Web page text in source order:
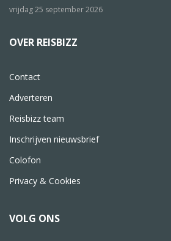
vrijdag 25 september 2026
OVER REISBIZZ
Contact
Adverteren
Reisbizz team
Inschrijven nieuwsbrief
Colofon
Privacy & Cookies
VOLG ONS